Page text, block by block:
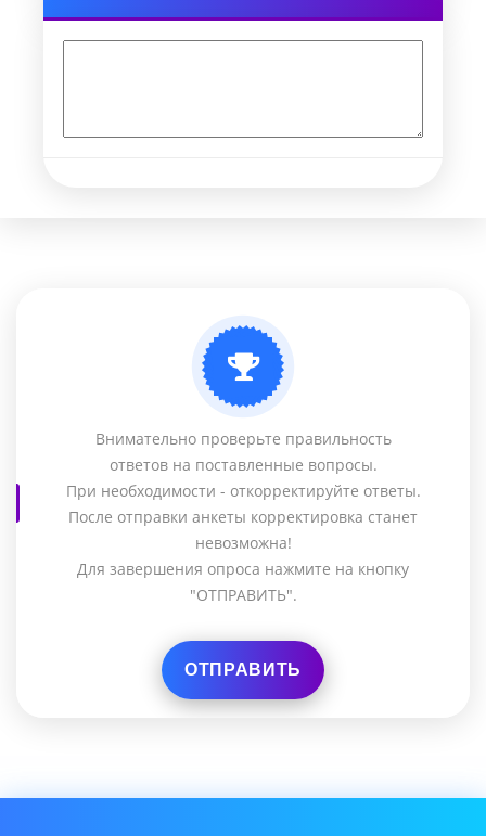
Внимательно проверьте правильность
ответов на поставленные вопросы.
При необходимости - откорректируйте ответы.
После отправки анкеты корректировка станет
невозможна!
Для завершения опроса нажмите на кнопку
"ОТПРАВИТЬ".